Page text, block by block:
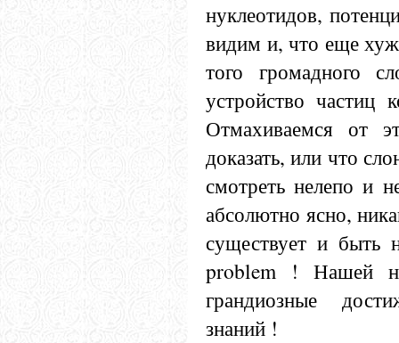
нуклеотидов,
видим и, что еще
того громадного
устройство частиц
Отмахиваемся от
доказать, или что
смотреть нелепо и
абсолютно ясно,
существует и
problem ! Нашей
грандиозные
знаний !